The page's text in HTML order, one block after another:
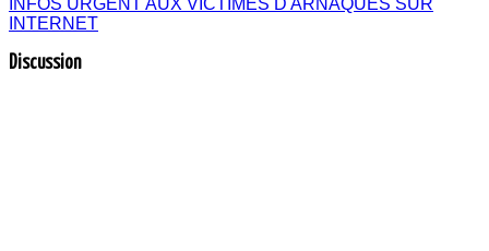
INTERNET
Discussion